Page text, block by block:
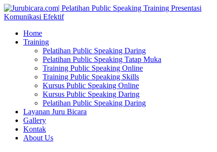
Home
Training
Pelatihan Public Speaking Daring
Pelatihan Public Speaking Tatap Muka
Training Public Speaking Online
Training Public Speaking Skills
Kursus Public Speaking Online
Kursus Public Speaking Daring
Pelatihan Public Speaking Daring
Layanan Juru Bicara
Gallery
Kontak
About Us